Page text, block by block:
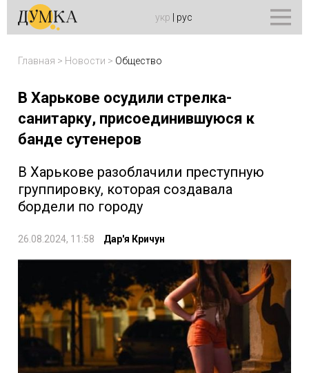
укр рус
Главная > Новости > Общество
В Харькове осудили стрелка-
санитарку, присоединившуюся к
банде сутенеров
В Харькове разоблачили преступную
группировку, которая создавала
бордели по городу
26.08.2024, 11:58 Дар'я Кричун